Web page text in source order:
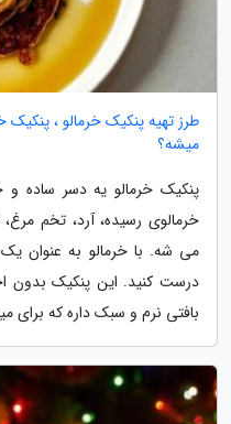
طرز تهیه پنکیک خرمالو ،
میشه؟
پنکیک خرمالو یه دسر ساده و
خرمالوی رسیده، آرد، تخم
می شه. با خرمالو به عنوان
درست کنید. این پنکیک بدون
بافتی نرم و سبک داره که برای